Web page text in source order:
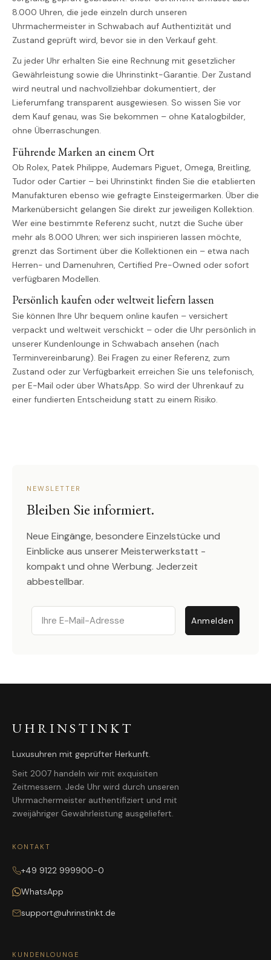
8.000 Uhren, die jede einzeln durch unseren
Uhrmachermeister in Schwabach auf Authentizität und
Zustand geprüft wird, bevor sie in den Verkauf geht.
Zu jeder Uhr erhalten Sie eine Rechnung mit gesetzlicher
Gewährleistung sowie die Uhrinstinkt-Garantie. Der Zustand
wird neutral und nachvollziehbar dokumentiert, der
Lieferumfang transparent ausgewiesen. So wissen Sie vor
dem Kauf genau, was Sie bekommen – ohne Katalogbilder,
ohne Überraschungen.
Führende Marken an einem Ort
Ob Rolex, Patek Philippe, Audemars Piguet, Omega, Breitling,
Tudor oder Cartier – bei Uhrinstinkt finden Sie die etablierten
Manufakturen ebenso wie gefragte Einsteigermarken. Über die
Markenübersicht gelangen Sie direkt zur jeweiligen Kollektion.
Wer eine bestimmte Referenz sucht, nutzt die Suche über
mehr als 8.000 Uhren; wer sich inspirieren lassen möchte,
grenzt das Sortiment über die Kollektionen ein – etwa nach
Herren- und Damenuhren, Certified Pre-Owned oder sofort
verfügbaren Modellen.
Persönlich kaufen oder weltweit liefern lassen
Sie können Ihre Uhr bequem online kaufen – versichert
verpackt und weltweit verschickt – oder die Uhr persönlich in
unserer Kundenlounge in Schwabach ansehen (nach
Terminvereinbarung). Bei Fragen zu einer Referenz, zum
Zustand oder zur Verfügbarkeit erreichen Sie uns telefonisch,
per E-Mail oder über WhatsApp. So wird der Uhrenkauf zu
einer fundierten Entscheidung statt zu einem Risiko.
NEWSLETTER
Bleiben Sie informiert.
Neue Eingänge, besondere Einzelstücke und
Einblicke aus unserer Meisterwerkstatt -
kompakt und ohne Werbung. Jederzeit
abbestellbar.
Email
Anmelden
UHRINSTINKT
Luxusuhren mit geprüfter Herkunft.
Seit 2007 handeln wir mit exquisiten
Zeitmessern. Jede Uhr wird durch unseren
Uhrmachermeister authentifiziert und mit
zweijähriger Gewährleistung ausgeliefert.
KONTAKT
+49 9122 999900-0
WhatsApp
support@uhrinstinkt.de
KUNDENLOUNGE